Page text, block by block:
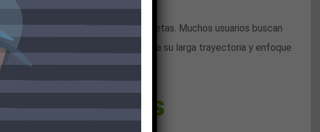
digitales mucho más completas. Muchos usuarios buscan
como un referente gracias a su larga trayectoria y enfoque
disponibles